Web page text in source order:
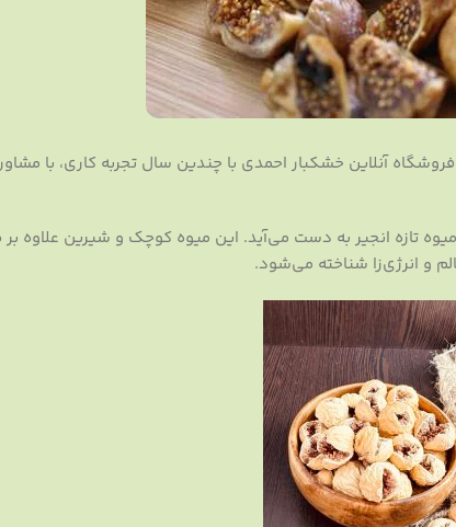
آنلاین خشکبار احمدی با چندین سال تجربه کاری، با
تازه انجیر به دست می‌آید. این میوه کوچک و شیرین علاوه
و انرژی‌زا شناخته می‌شود.